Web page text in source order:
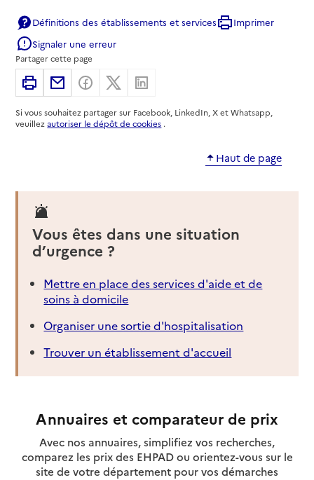
03 84 49 01 00
Contact
Rapport HAS
Mis à jour le : 30/04/2026
Plateforme d'accompagnement et de répit -
03 84 91 96 00
Contact
Rapport HAS
Source des données : CNSA
Définitions des établissements et services
Imprimer
Signaler une erreur
Partager cette page
ImprimerPartager par email
Partager sur Facebook
Partager sur X
Si vous souhaitez partager sur Facebook, LinkedIn, X et Whatsapp,
veuillezautoriser le dépôt de cookies .
Haut de page
Vous êtes dans une situation
d’urgence ?
Mettre en place des services d'aide et de
soins à domicile
Organiser une sortie d'hospitalisation
Trouver un établissement d'accueil
Annuaires et comparateur de prix
Avec nos annuaires, simplifiez vos recherches,
comparez les prix des EHPAD ou orientez-vous sur le
site de votre département pour vos démarches